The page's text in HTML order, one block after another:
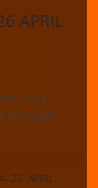
APRIL
2024
Resmi dan
25 APRIL